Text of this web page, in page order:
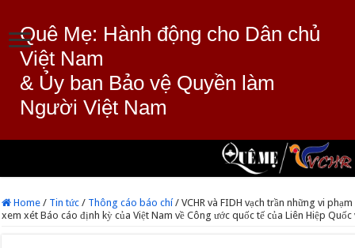
Quê Mẹ: Hành động cho Dân chủ
Việt Nam
& Ủy ban Bảo vệ Quyền làm
Người Việt Nam
Home / Tin tức / Thông cáo báo chí / VCHR và FIDH vạch trần những vi
xem xét Báo cáo định kỳ của Việt Nam về Công ước quốc tế của Liên Hiệp